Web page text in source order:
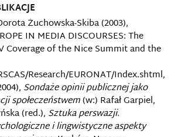
Żuchowska-Skiba (2003),
IN MEDIA DISCOURSES: The
Coverage of the Nice Summit and the
Research/EURONAT/Index.shtml,
Sondaże opinii publicznej jako
społeczeństwem(w:) Rafał Garpiel,
(red.), Sztuka perswazji.
i lingwistyczne aspekty